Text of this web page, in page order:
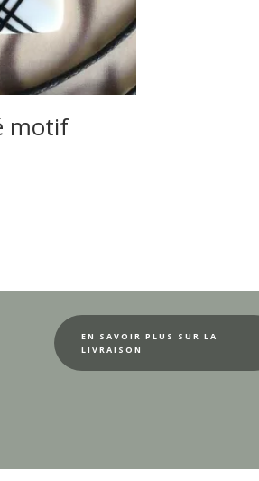
motif
EN SAVOIR PLUS SUR LA
LIVRAISON